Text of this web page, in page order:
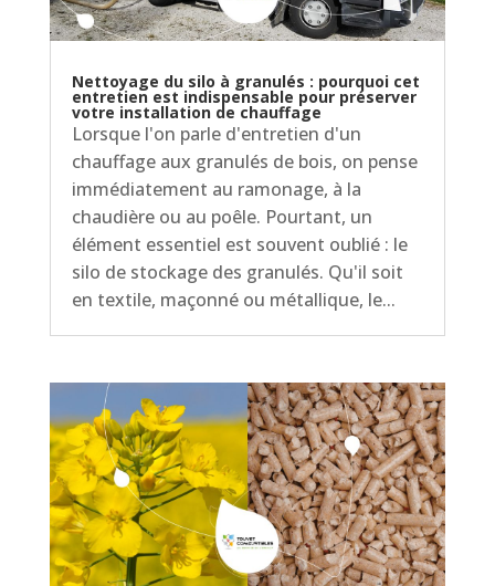
Nettoyage du silo à granulés : pourquoi cet
entretien est indispensable pour préserver
votre installation de chauffage
Lorsque l'on parle d'entretien d'un
chauffage aux granulés de bois, on pense
immédiatement au ramonage, à la
chaudière ou au poêle. Pourtant, un
élément essentiel est souvent oublié : le
silo de stockage des granulés. Qu'il soit
en textile, maçonné ou métallique, le...